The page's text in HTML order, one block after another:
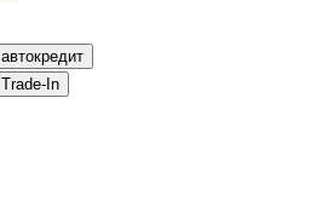
на автокредит
на Trade-In